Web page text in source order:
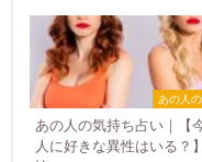
あの人
あの人の気持ち占い｜【
人に好きな異性はいる？